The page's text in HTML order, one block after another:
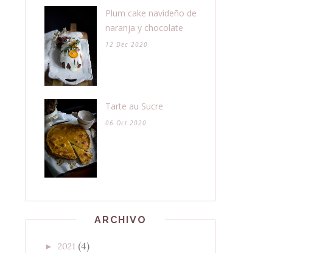
Plum cake navideño de
naranja y chocolate
12 Dec 2020
Tarte au Sucre
06 Oct 2020
ARCHIVO
► 2021 (4)